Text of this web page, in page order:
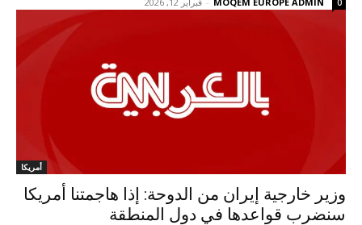
0
أمريكا
وزير خارجية إيران من الدوحة: إذا هاجمتنا أمريكا
سنضرب قواعدها في دول المنطقة